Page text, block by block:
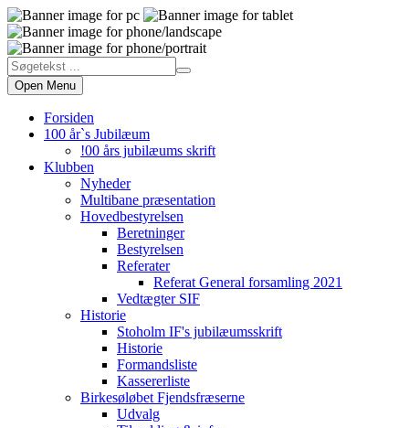
Open Menu
Forsiden
100 år`s Jubilæum
!00 års jubilæums skrift
Klubben
Nyheder
Multibane præsentation
Hovedbestyrelsen
Beretninger
Bestyrelsen
Referater
Referat General forsamling 2021
Vedtægter SIF
Historie
Stoholm IF's jubilæumsskrift
Historie
Formandsliste
Kassererliste
Birkesøløbet Fjendsfræserne
Udvalg